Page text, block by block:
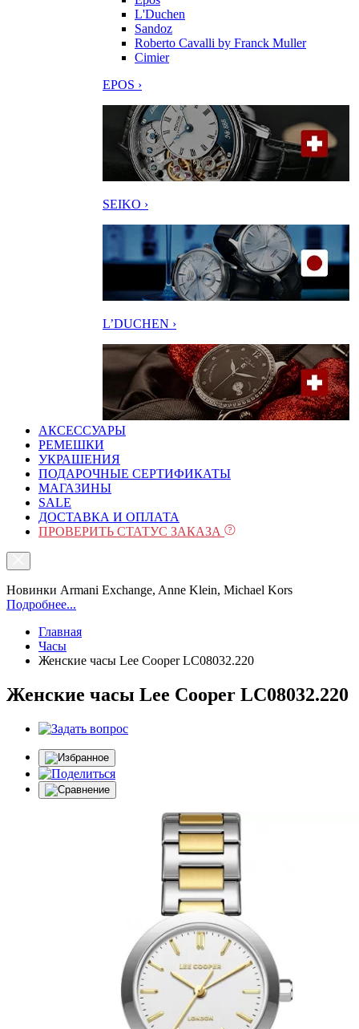
L'Duchen
Sandoz
Roberto Cavalli by Franck Muller
Cimier
EPOS ›
SEIKO ›
L’DUCHEN ›
АКСЕССУАРЫ
РЕМЕШКИ
УКРАШЕНИЯ
ПОДАРОЧНЫЕ СЕРТИФИКАТЫ
МАГАЗИНЫ
SALE
ДОСТАВКА И ОПЛАТА
ПРОВЕРИТЬ СТАТУС ЗАКАЗА
Новинки Armani Exchange, Anne Klein, Michael Kors
Подробнее...
Главная
Часы
Женские часы Lee Cooper LC08032.220
Женские часы Lee Cooper LC08032.220